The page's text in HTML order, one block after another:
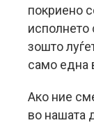
покриено
исполнето
зошто
само една
Ако ние
во нашата